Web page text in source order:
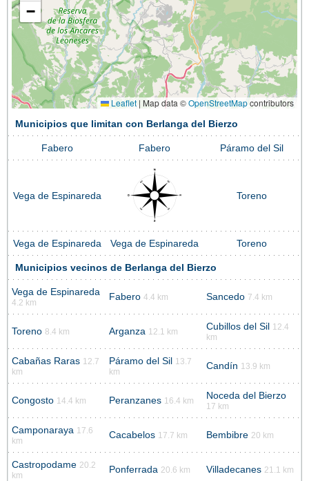
−
Leaflet | Map data ©OpenStreetMapcontributors
Municipios que limitan con Berlanga del Bierzo
Fabero Fabero Páramo del Sil
Vega de Espinareda Toreno
Vega de Espinareda Vega de Espinareda Toreno
Municipios vecinos de Berlanga del Bierzo
Vega de Espinareda
4.2 km
Fabero 4.4 km Sancedo 7.4 km
Toreno 8.4 km Arganza 12.1 km Cubillos del Sil
12.4
km
Cabañas Raras 12.7
km
Páramo del Sil
13.7
km
Candín 13.9 km
Congosto 14.4 km Peranzanes 16.4 km Noceda del Bierzo
17 km
Camponaraya 17.6
km
Cacabelos 17.7 km Bembibre 20 km
Castropodame 20.2
km
Ponferrada 20.6 km Villadecanes 21.1 km